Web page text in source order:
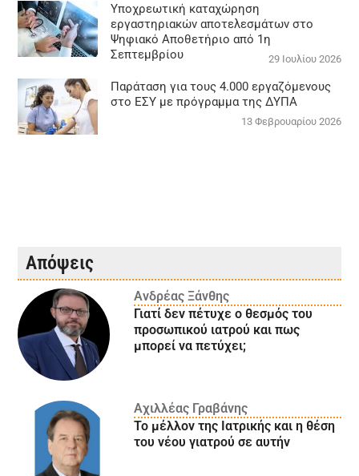
Υποχρεωτική καταχώρηση
εργαστηριακών αποτελεσμάτων στο
Ψηφιακό Αποθετήριο από 1η
Σεπτεμβρίου
29 Ιουλίου 2026
Παράταση για τους 4.000 εργαζόμενους
στο ΕΣΥ με πρόγραμμα της ΔΥΠΑ
13 Φεβρουαρίου 2026
Απόψεις
Ανδρέας Ξάνθης
Γιατί δεν πέτυχε ο θεσμός του
προσωπικού ιατρού και πως
μπορεί να πετύχει;
Αχιλλέας Γραβάνης
Το μέλλον της Ιατρικής και η θέση
του νέου γιατρού σε αυτήν